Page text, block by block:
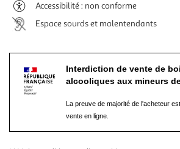
Accessibilité : non conforme
Espace sourds et malentendants
Interdiction de vente de
alcooliques aux mineurs
La preuve de majorité de l'acheteur
vente en ligne.